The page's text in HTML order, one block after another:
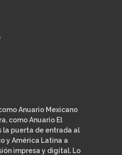
Anuario Mexicano
como Anuario El
la puerta de entrada al
y América Latina a
impresa y digital. Lo